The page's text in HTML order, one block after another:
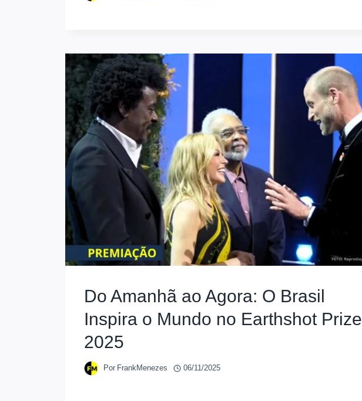
Do Amanhã ao Agora: O Brasil
Inspira o Mundo no Earthshot Prize
2025
Por FrankMenezes 06/11/2025